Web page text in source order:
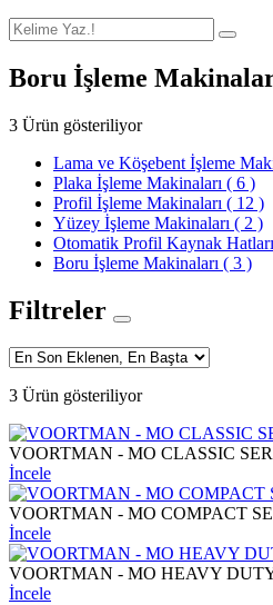
Boru İşleme
3 Ürün gösteriliyor
Lama ve Köşebent İşleme
Plaka İşleme Makinaları ( 6 )
Profil İşleme Makinaları ( 12 )
Yüzey İşleme Makinaları ( 2 )
Otomatik Profil Kaynak Hatları
Boru İşleme Makinaları ( 3 )
Filtreler
3 Ürün gösteriliyor
VOORTMAN - MO CLASSIC
İncele
VOORTMAN - MO COMPACT
İncele
VOORTMAN - MO HEAVY DUTY
İncele